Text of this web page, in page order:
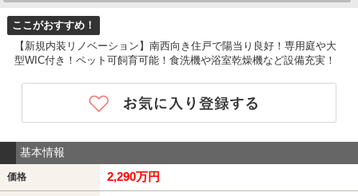
ここがおすすめ！
【新規内装リノベーション】南西向き住戸で陽当り良好！専用庭や大
型WIC付き！ペット可飼育可能！食洗機や浴室乾燥機など設備充実！
基本情報
価格 2,290万円